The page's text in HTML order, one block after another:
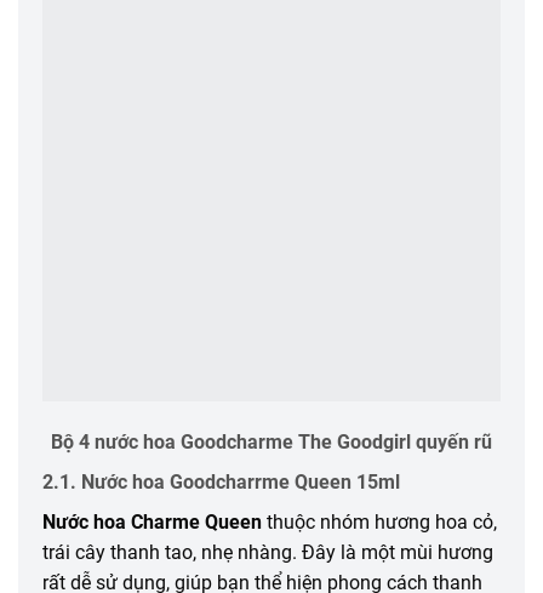
Bộ 4 nước hoa Goodcharme The Goodgirl quyến rũ
2.1. Nước hoa Goodcharrme Queen 15ml
Nước hoa Charme Queen thuộc nhóm hương hoa cỏ,
trái cây thanh tao, nhẹ nhàng. Đây là một mùi hương
rất dễ sử dụng, giúp bạn thể hiện phong cách thanh